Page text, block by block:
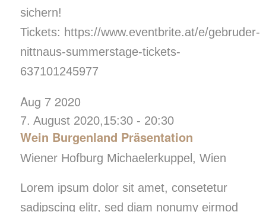
sichern!​ ​
Tickets: https://www.eventbrite.at/e/gebruder-
nittnaus-summerstage-tickets-
637101245977
Aug 7 2020
7. August 2020,15:30- 20:30
Wein Burgenland Präsentation
Wiener Hofburg Michaelerkuppel, Wien
Lorem ipsum dolor sit amet, consetetur
sadipscing elitr, sed diam nonumy eirmod